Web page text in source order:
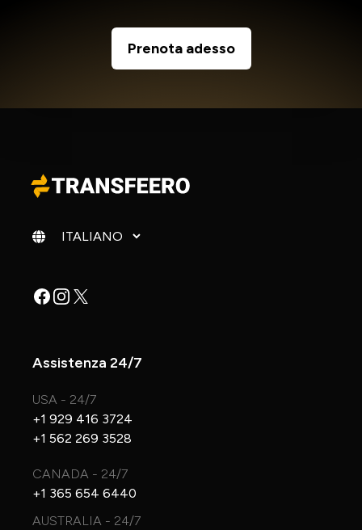
Prenota adesso
Cambia lingua
Facebook
Instagram
X
Assistenza 24/7
USA - 24/7
+1 929 416 3724
+1 562 269 3528
CANADA - 24/7
+1 365 654 6440
AUSTRALIA - 24/7